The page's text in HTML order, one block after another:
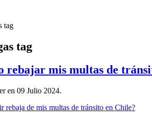
tag
tag
rebajar mis multas de
en 09 Julio 2024.